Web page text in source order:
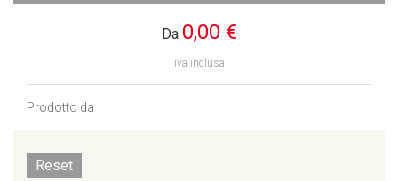
Da 0,00 €
iva inclusa
Prodotto da
Reset